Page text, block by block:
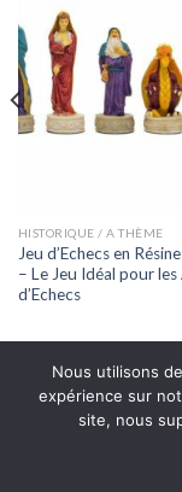
HISTORIQUE / A THÈME
Jeu d’Echecs en
– Le Jeu Idéal pour
d’Echecs
Nous utilisons
expérience sur
site, nous